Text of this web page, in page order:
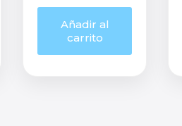
Añadir al
carrito